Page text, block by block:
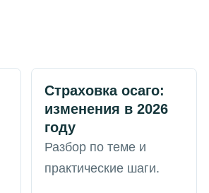
Страховка осаго:
изменения в 2026
году
Разбор по теме и
практические шаги.